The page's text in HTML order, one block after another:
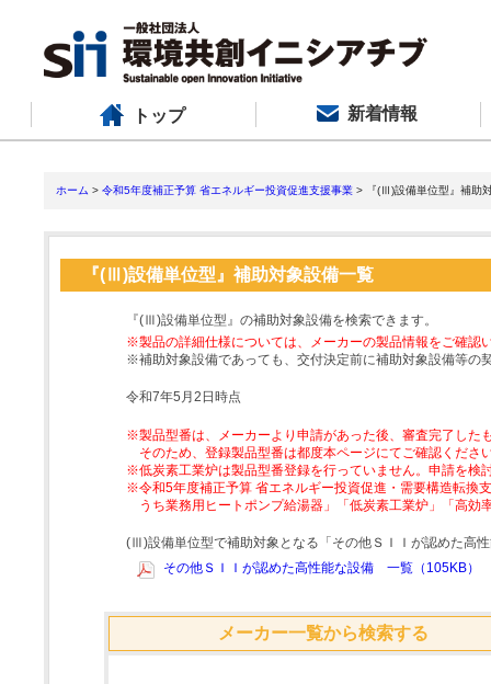
トップ 新着情報
ホーム > 令和5年度補正予算 省エネルギー投資促進支援事業 > 『(Ⅲ)設備単位型』補助
『(Ⅲ)設備単位型』補助対象設備一覧
『(Ⅲ)設備単位型』の補助対象設備を検索できます。
※製品の詳細仕様については、メーカーの製品情報をご確認
※補助対象設備であっても、交付決定前に補助対象設備等の
令和7年5月2日時点
※製品型番は、メーカーより申請があった後、審査完了した
そのため、登録製品型番は都度本ページにてご確認くださ
※低炭素工業炉は製品型番登録を行っていません。申請を検
※令和5年度補正予算 省エネルギー投資促進・需要構造転換
うち業務用ヒートポンプ給湯器」「低炭素工業炉」「高
(Ⅲ)設備単位型で補助対象となる「その他ＳＩＩが認めた高
その他ＳＩＩが認めた高性能な設備 一覧（105KB）
メーカー一覧から検索する